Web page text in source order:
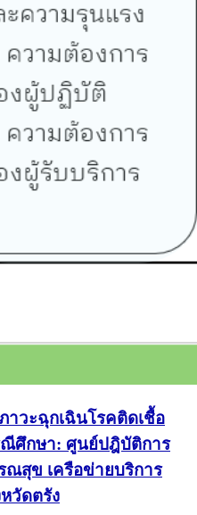
าวะฉุกเฉินโรคติดเชื้อ
ณีศึกษา: ศูนย์ปฎิบัติการ
ณสุข เครือข่ายบริการ
วัดตรัง